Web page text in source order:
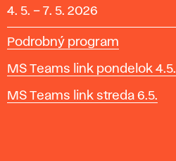
4. 5. – 7. 5. 2026
Podrobný program
MS Teams link pondelok 4.5.
MS Teams link streda 6.5.